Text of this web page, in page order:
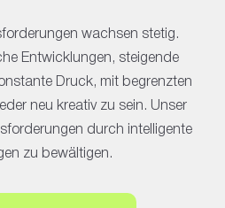
wachsen stetig.
Entwicklungen, steigende
Druck, mit begrenzten
neu kreativ zu sein. Unser
durch intelligente
zu bewältigen.